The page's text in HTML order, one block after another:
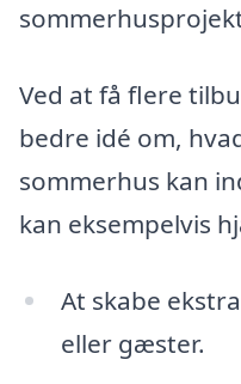
Ved at få flere
bedre idé om,
sommerhus kan
kan eksempelvis
At skabe
eller gæster.